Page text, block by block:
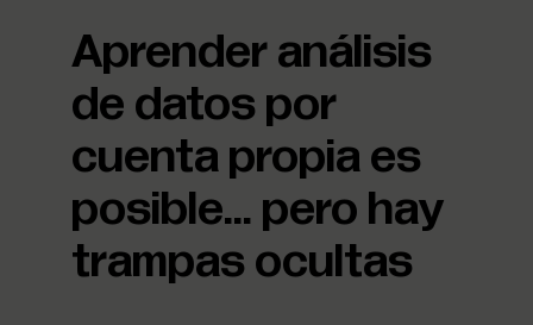
Aprender análisis
de datos por
cuenta propia es
posible… pero hay
trampas ocultas